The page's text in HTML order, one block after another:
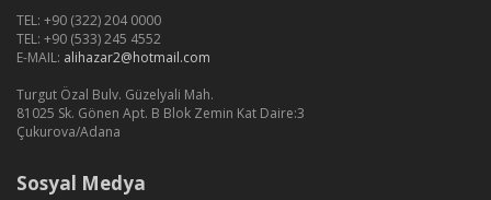
TEL: +90 (322) 204 0000
TEL: +90 (533) 245 4552
E-MAIL: alihazar2@hotmail.com
Turgut Özal Bulv. Güzelyali Mah.
81025 Sk. Gönen Apt. B Blok Zemin Kat Daire:3
Çukurova/Adana
Sosyal Medya